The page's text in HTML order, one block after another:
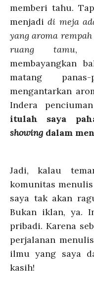
memberi tahu.
menjadidi meja
yang aroma
ruang tamu,
membayangkan
matang
mengantarkan
Indera
itulah saya
showing dalam
Jadi, kalau
komunitas
saya tak akan
Bukan iklan, ya.
pribadi. Karena
perjalanan
ilmu yang saya
kasih!